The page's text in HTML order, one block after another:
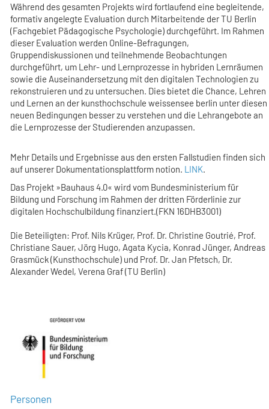
Während des gesamten Projekts wird fortlaufend eine begleitende,
formativ angelegte Evaluation durch Mitarbeitende der TU Berlin
(Fachgebiet Pädagogische Psychologie) durchgeführt. Im Rahmen
dieser Evaluation werden Online-Befragungen,
Gruppendiskussionen und teilnehmende Beobachtungen
durchgeführt, um Lehr- und Lernprozesse in hybriden Lernräumen
sowie die Auseinandersetzung mit den digitalen Technologien zu
rekonstruieren und zu untersuchen. Dies bietet die Chance, Lehren
und Lernen an der kunsthochschule weissensee berlin unter diesen
neuen Bedingungen besser zu verstehen und die Lehrangebote an
die Lernprozesse der Studierenden anzupassen.
Mehr Details und Ergebnisse aus den ersten Fallstudien finden sich
auf unserer Dokumentationsplattform notion. LINK.
Das Projekt »Bauhaus 4.0« wird vom Bundesministerium für
Bildung und Forschung im Rahmen der dritten Förderlinie zur
digitalen Hochschulbildung finanziert.(FKN 16DHB3001)
Die Beteiligten: Prof. Nils Krüger, Prof. Dr. Christine Goutrié, Prof.
Christiane Sauer, Jörg Hugo, Agata Kycia, Konrad Jünger, Andreas
Grasmück (Kunsthochschule) und Prof. Dr. Jan Pfetsch, Dr.
Alexander Wedel, Verena Graf (TU Berlin)
Personen